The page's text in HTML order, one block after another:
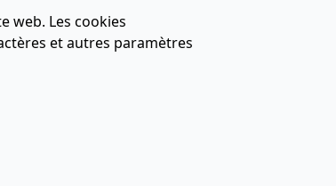
web. Les cookies
et autres paramètres